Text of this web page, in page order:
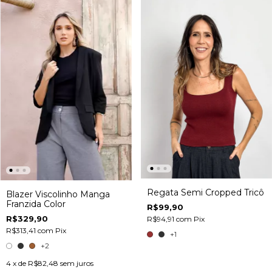
Blazer Viscolinho Manga
Franzida Color
R$329,90
R$313,41 com Pix
+2
4 x de R$82,48 sem juros
Regata Semi Cropped Tricô
R$99,90
R$94,91 com Pix
+1